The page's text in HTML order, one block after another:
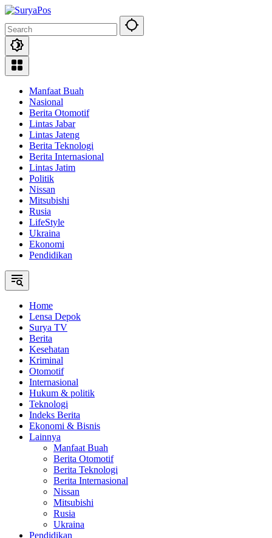
Skip
content
Manfaat Buah
Nasional
Berita Otomotif
Lintas Jabar
Lintas Jateng
Berita Teknologi
Berita Internasional
Lintas Jatim
Politik
Nissan
Mitsubishi
Rusia
LifeStyle
Ukraina
Ekonomi
Pendidikan
Home
Lensa Depok
Surya TV
Berita
Kesehatan
Kriminal
Otomotif
Internasional
Hukum & politik
Teknologi
Indeks Berita
Ekonomi & Bisnis
Lainnya
Manfaat Buah
Berita Otomotif
Berita Teknologi
Berita Internasional
Nissan
Mitsubishi
Rusia
Ukraina
Pendidikan